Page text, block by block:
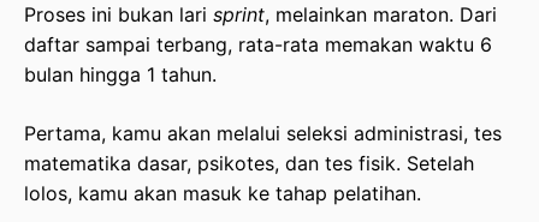
Proses ini bukan lari sprint, melainkan maraton. Dari
daftar sampai terbang, rata-rata memakan waktu 6
bulan hingga 1 tahun.
Pertama, kamu akan melalui seleksi administrasi, tes
matematika dasar, psikotes, dan tes fisik. Setelah
lolos, kamu akan masuk ke tahap pelatihan.